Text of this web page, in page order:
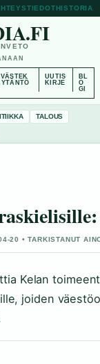
HISTORIA
UUTIS
KIRJE
BL
O
GI
TALOUS
20 • TARKISTANUT
Kelan
joiden